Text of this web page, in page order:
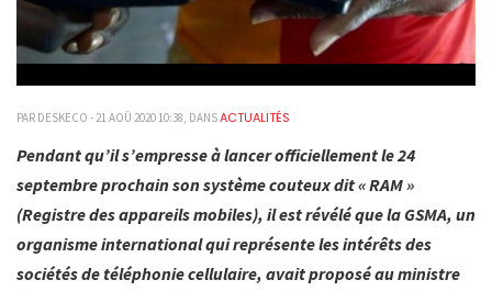
PAR DESKECO - 21 AOÛ 2020 10:38, DANSACTUALITÉS
Pendant qu’il s’empresse à lancer officiellement le 24
septembre prochain son système couteux dit « RAM »
(Registre des appareils mobiles), il est révélé que la GSMA, un
organisme international qui représente les intérêts des
sociétés de téléphonie cellulaire, avait proposé au ministre